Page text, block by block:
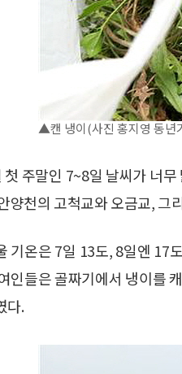
▲캔 냉이(사진 홍지영 동년
첫 주말인 7~8일 날씨가 너무
양천의 고척교와 오금교, 그
기온은 7일 13도, 8일엔 17
인들은 골짜기에서 냉이를
다.